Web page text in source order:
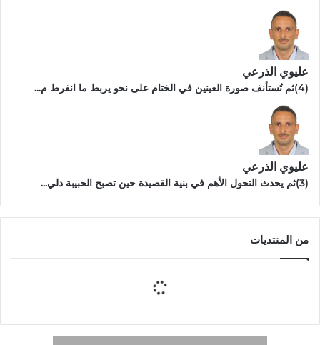
عليوي الذرعي
(4)ثم تُستأنف صورة العينين في الختام على نحو يربط ما انفرط م...
عليوي الذرعي
(3)ثم يحدث التحول الأهم في بنية القصيدة حين تصبح الحبيبة دلي...
من المنتديات